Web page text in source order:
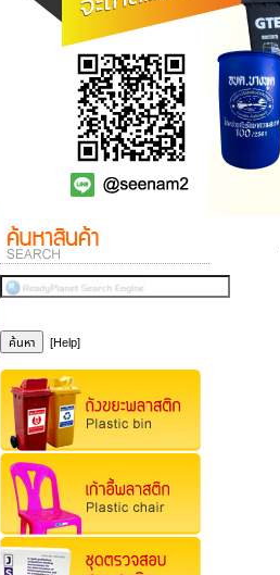
[Help]